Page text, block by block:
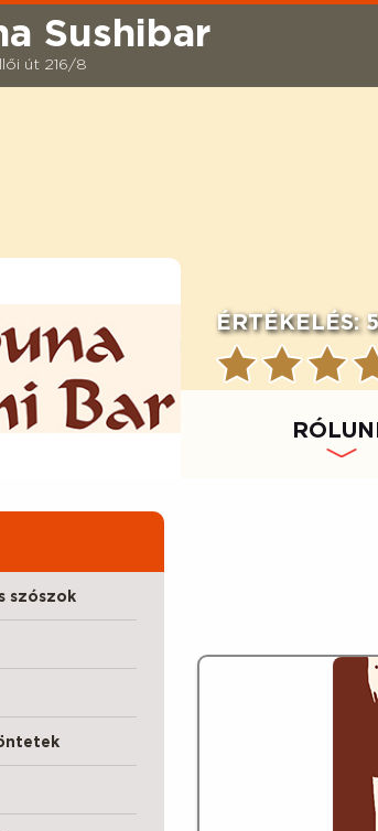
Sushibar
út 216/8
ÉRTÉKELÉS:
szószok